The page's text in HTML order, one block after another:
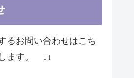
るお問い合わせはこち
ます。 ↓↓